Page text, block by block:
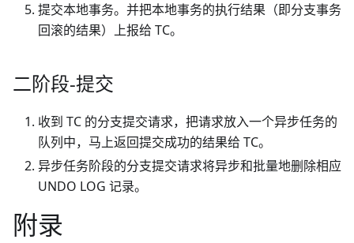
提交本地事务。并把本地事务的执行结果（即分支事务
回滚的结果）上报给 TC。
二阶段-提交
收到 TC 的分支提交请求，把请求放入一个异步任务的
队列中，马上返回提交成功的结果给 TC。
异步任务阶段的分支提交请求将异步和批量地删除相应
UNDO LOG 记录。
附录